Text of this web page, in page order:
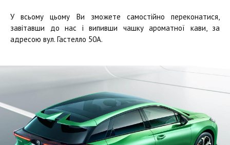
У всьому цьому Ви зможете самостійно переконатися,
завітавши до нас і випивши чашку ароматної кави, за
адресою вул. Гастелло 50А.